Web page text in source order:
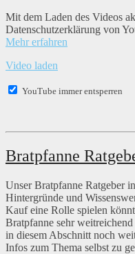
Mit dem Laden des Videos
Datenschutzerklärung von
Mehr erfahren
Video laden
YouTube immer entsperren
Bratpfanne
Unser Bratpfanne Ratgeber
Hintergründe und
Kauf eine Rolle spielen
Bratpfanne sehr
in diesem Abschnitt noch
Infos zum Thema selbst zu